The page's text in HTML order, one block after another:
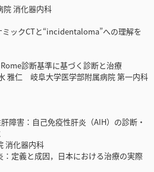
消化器内科
ックCTと“incidentaloma”への理解を
診断基準に基づく診断と治療
雅仁 岐阜大学医学部附属病院 第一内科
障害：自己免疫性肝炎（AIH）の診断・
化器内科
定義と成因，日本における治療の実際